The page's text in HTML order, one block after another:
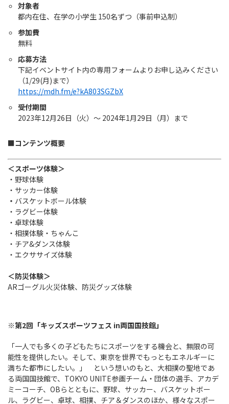
対象者
都内在住、在学の小学生 150名ずつ（事前申込制）
参加費
無料
応募方法
下記イベントサイト内の専用フォームよりお申し込みください
（1/29(月)まで）
https://mdh.fm/e?kA803SGZbX
受付期間
2023年12月26日（火）～ 2024年1月29日（月）まで
■コンテンツ概要
＜スポーツ体験＞
・野球体験
・サッカー体験
・ バスケットボール体験
・ラグビー体験
・卓球体験
・相撲体験・ちゃんこ
・チア&ダンス体験
・エクササイズ体験
＜防災体験＞
ARゴーグル火災体験、防災グッズ体験
※第2回「キッズスポーツフェス in両国国技館」
「一人でも多くの子どもたちにスポーツをする機会と、無限の可
能性を提供したい。そして、東京を世界でもっともエネルギーに
満ちた都市にしたい。」 という想いのもと、大相撲の聖地であ
る両国国技館で、TOKYO UNITE参画チーム・団体の選手、アカデ
ミーコーチ、OBらとともに、野球、サッカー、バスケットボー
ル、ラグビー、卓球、相撲、チア＆ダンスのほか、様々なスポー